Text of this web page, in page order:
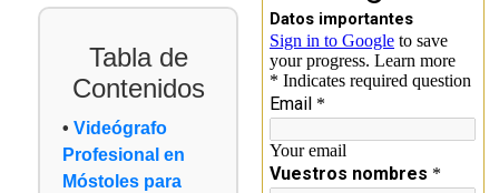
Tabla de
Contenidos
Videógrafo
Profesional en
Móstoles para